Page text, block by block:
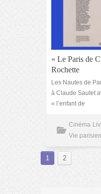
« Le Paris de
Rochette
Les Nautes de
à Claude Sautet
« l’enfant de
Cinéma
Vie
1 2